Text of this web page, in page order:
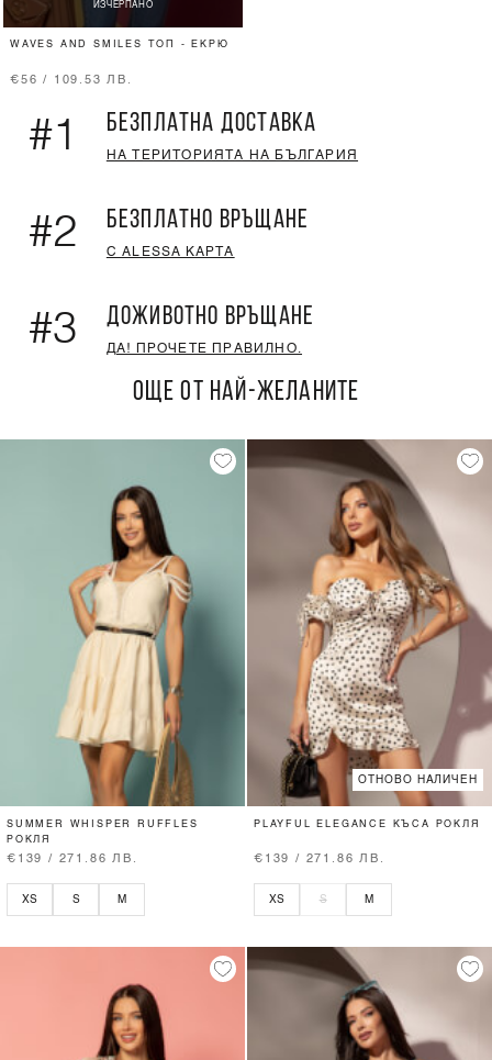
ИЗЧЕРПАНО
WAVES AND SMILES ТОП - ЕКРЮ
€56 / 109.53 ЛВ.
#1 БЕЗПЛАТНА ДОСТАВКА
НА ТЕРИТОРИЯТА НА БЪЛГАРИЯ
#2 БЕЗПЛАТНО ВРЪЩАНЕ
С ALESSA КАРТА
#3 ДОЖИВОТНО ВРЪЩАНЕ
ДА! ПРОЧЕТЕ ПРАВИЛНО.
ОЩЕ ОТ НАЙ-ЖЕЛАНИТЕ
SUMMER WHISPER RUFFLES
РОКЛЯ
€139 / 271.86 ЛВ.
XS S M
ОТНОВО НАЛИЧЕН
PLAYFUL ELEGANCE КЪСА РОКЛЯ
€139 / 271.86 ЛВ.
XS S M